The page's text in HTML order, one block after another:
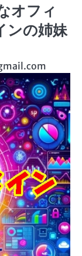
オフィ
の姉妹